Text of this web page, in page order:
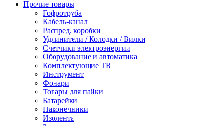
Прочие товары
Гофротруба
Кабель-канал
Распред. коробки
Удлинители / Колодки / Вилки
Счетчики электроэнергии
Оборудование и автоматика
Комплектующие ТВ
Инструмент
Фонари
Товары для пайки
Батарейки
Наконечники
Изолента